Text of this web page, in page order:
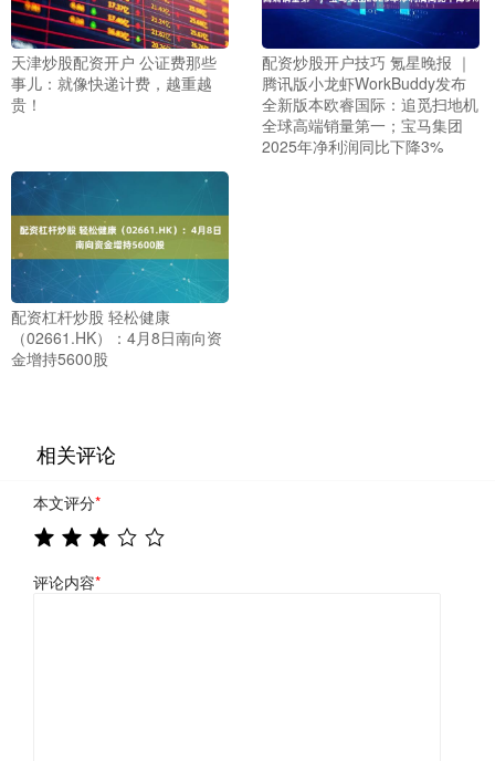
天津炒股配资开户 公证费那些
事儿：就像快递计费，越重越
贵！
配资炒股开户技巧 氪星晚报 ｜
腾讯版小龙虾WorkBuddy发布
全新版本欧睿国际：追觅扫地机
全球高端销量第一；宝马集团
2025年净利润同比下降3%
配资杠杆炒股 轻松健康
（02661.HK）：4月8日南向资
金增持5600股
相关评论
本文评分*
评论内容*